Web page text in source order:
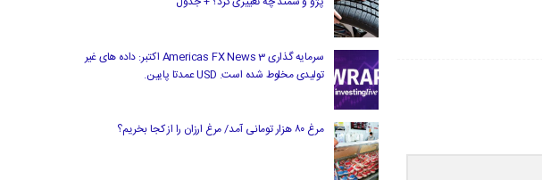
سرمایه گذاری Americas FX News 3 اکتبر: داده های غیر
تولیدی مخلوط شده است. USD عمدتا پایین.
مرغ ۸۰ هزار تومانی آمد/ مرغ ارزان را از کجا بخریم؟